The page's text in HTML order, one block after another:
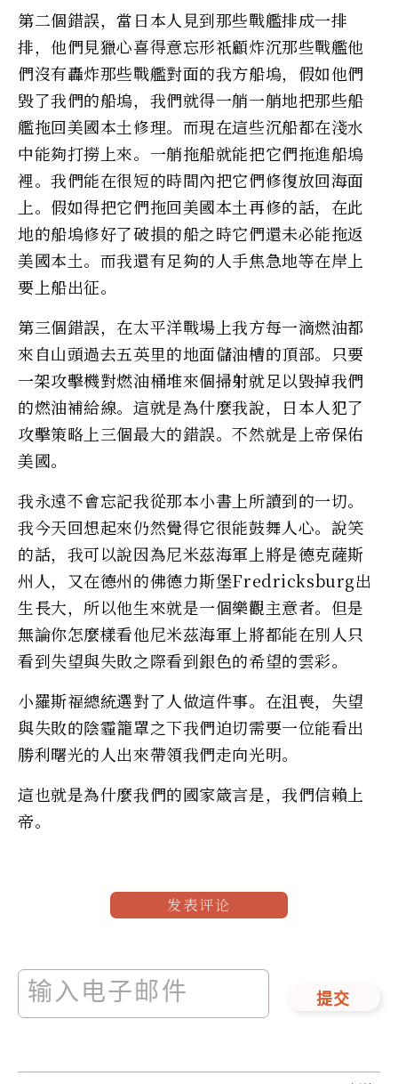
第二個錯誤，當日本人見到那些戰艦排成一排
排，他們見獵心喜得意忘形祇顧炸沉那些戰艦他
們沒有轟炸那些戰艦對面的我方船塢，假如他們
毀了我們的船塢，我們就得一艄一艄地把那些船
艦拖回美國本土修理。而現在這些沉船都在淺水
中能夠打撈上來。一艄拖船就能把它們拖進船塢
裡。我們能在很短的時間內把它們修復放回海面
上。假如得把它們拖回美國本土再修的話，在此
地的船塢修好了破損的船之時它們還未必能拖返
美國本土。而我還有足夠的人手焦急地等在岸上
要上船出征。
第三個錯誤，在太平洋戰場上我方每一滴燃油都
來自山頭過去五英里的地面儲油槽的頂部。只要
一架攻擊機對燃油桶堆來個掃射就足以毀掉我們
的燃油補給線。這就是為什麼我說，日本人犯了
攻擊策略上三個最大的錯誤。不然就是上帝保佑
美國。
我永遠不會忘記我從那本小書上所讀到的一切。
我今天回想起來仍然覺得它很能鼓舞人心。說笑
的話，我可以說因為尼米茲海軍上將是德克薩斯
州人，又在德州的佛德力斯堡Fredricksburg出
生長大，所以他生來就是一個樂觀主意者。但是
無論你怎麼樣看他尼米茲海軍上將都能在別人只
看到失望與失敗之際看到銀色的希望的雲彩。
小羅斯福總統選對了人做這件事。在沮喪，失望
與失敗的陰霾籠罩之下我們迫切需要一位能看出
勝利曙光的人出來帶領我們走向光明。
這也就是為什麼我們的國家箴言是，我們信賴上
帝。
发表评论
提交